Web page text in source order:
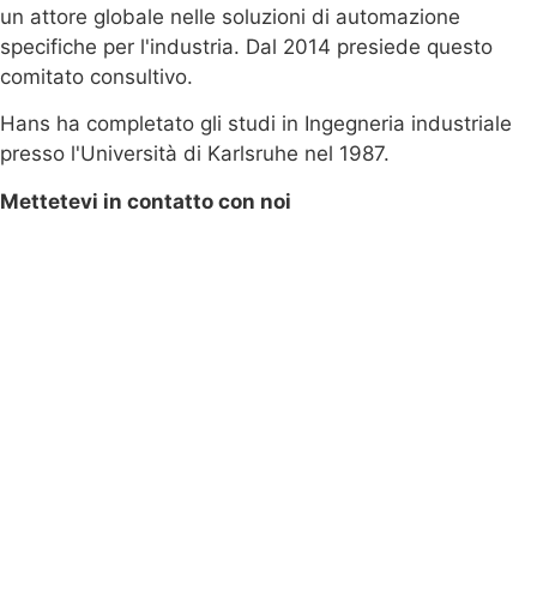
un attore globale nelle soluzioni di automazione
specifiche per l'industria. Dal 2014 presiede questo
comitato consultivo.
Hans ha completato gli studi in Ingegneria industriale
presso l'Università di Karlsruhe nel 1987.
Mettetevi in contatto con noi